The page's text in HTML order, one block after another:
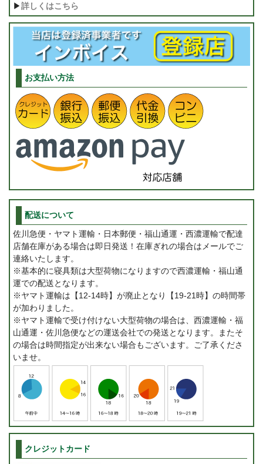
▶詳しくはこちら
お支払い方法
配送について
佐川急便・ヤマト運輸・日本郵便・福山通運・西濃運輸で配達
店舗在庫がある場合は即日発送！在庫ぎれの場合はメールでご
連絡いたします。
※基本的に寝具類は大型荷物になりますので西濃運輸・福山通
運での配送となります。
※ヤマト運輸は【12-14時】が廃止となり【19-21時】の時間帯
が加わりました。
※ヤマト運輸で受け付けない大型荷物の場合は、西濃運輸・福
山通運・佐川急便などの運送会社での発送となります。またそ
の場合は時間指定が出来ない場合もございます。ご了承くださ
いませ。
クレジットカード